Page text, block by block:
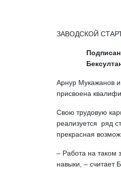
ЗАВОДСКОЙ
Арнур Мукажанов
присвоена
Свою трудовую
реализуется ряд
прекрасная
– Работа на таком
навыки, – считает